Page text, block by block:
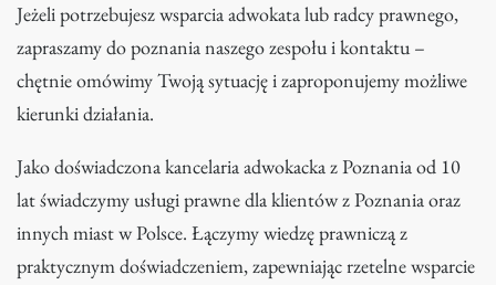
Jeżeli potrzebujesz wsparcia adwokata lub radcy prawnego,
zapraszamy do poznania naszego zespołu i kontaktu –
chętnie omówimy Twoją sytuację i zaproponujemy możliwe
kierunki działania.
Jako doświadczona kancelaria adwokacka z Poznania od 10
lat świadczymy usługi prawne dla klientów z Poznania oraz
innych miast w Polsce. Łączymy wiedzę prawniczą z
praktycznym doświadczeniem, zapewniając rzetelne wsparcie